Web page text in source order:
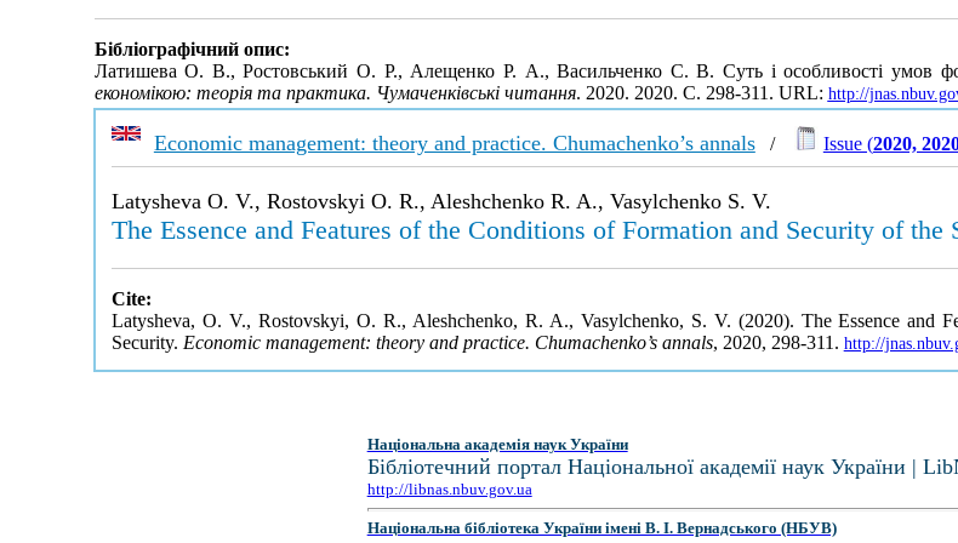
Бібліографічний опис:
Латишева О. В., Ростовський О. Р., Алещенко Р. А., Васильченко С. В. Суть і особливості умов
економікою: теорія та практика. Чумаченківські читання. 2020. 2020. С. 298-311. URL: http://
Economic management: theory and practice. Chumachenko’s annals/ Issue (2020,
Latysheva O. V., Rostovskyi O. R., Aleshchenko R. A., Vasylchenko S. V.
The Essence and Features of the Conditions of Formation and Security of the
Cite:
Latysheva, O. V., Rostovskyi, O. R., Aleshchenko, R. A., Vasylchenko, S. V. (2020). The Essence and
Security. Economic management: theory and practice. Chumachenko’s annals, 2020, 298-311. http://
Національна академія наук України
Бібліотечний портал Національної академії наук України |
http://libnas.nbuv.gov.ua
Національна бібліотека України імені В. І. Вернадського (НБУВ)